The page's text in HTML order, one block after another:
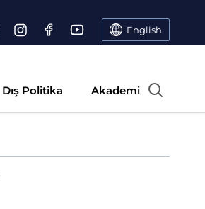
English
Dış Politika Akademi